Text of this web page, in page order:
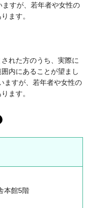
すが、若年者や女性の
ます。
れた方のうち、実際に
内にあることが望まし
ますが、若年者や女性の
ます。
本館5階